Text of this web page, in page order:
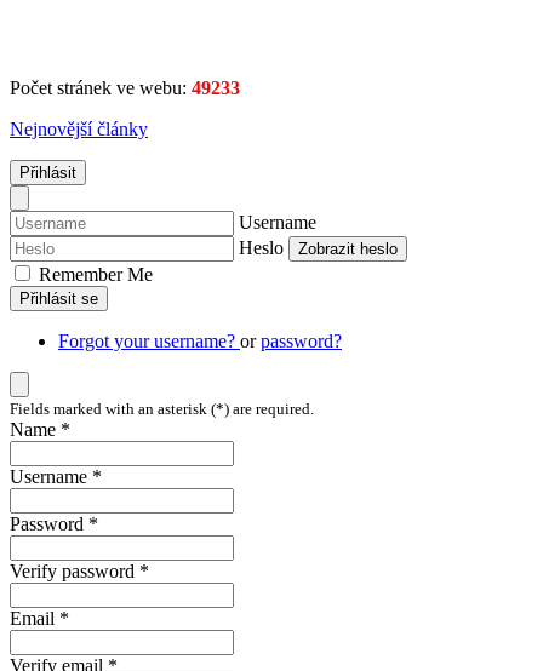
Počet stránek ve webu: 49233
Nejnovější články
Přihlásit
Username
Heslo
Zobrazit heslo
Remember Me
Přihlásit se
Forgot your username? orpassword?
Fields marked with an asterisk (*) are required.
Name *
Username *
Password *
Verify password *
Email *
Verify email *